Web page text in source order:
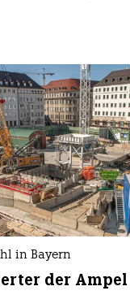
in Bayern
der Ampel